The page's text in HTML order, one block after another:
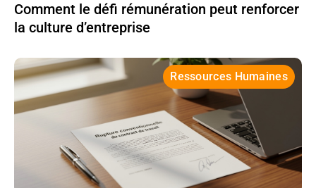
Comment le défi rémunération peut renforcer
la culture d’entreprise
Ressources Humaines